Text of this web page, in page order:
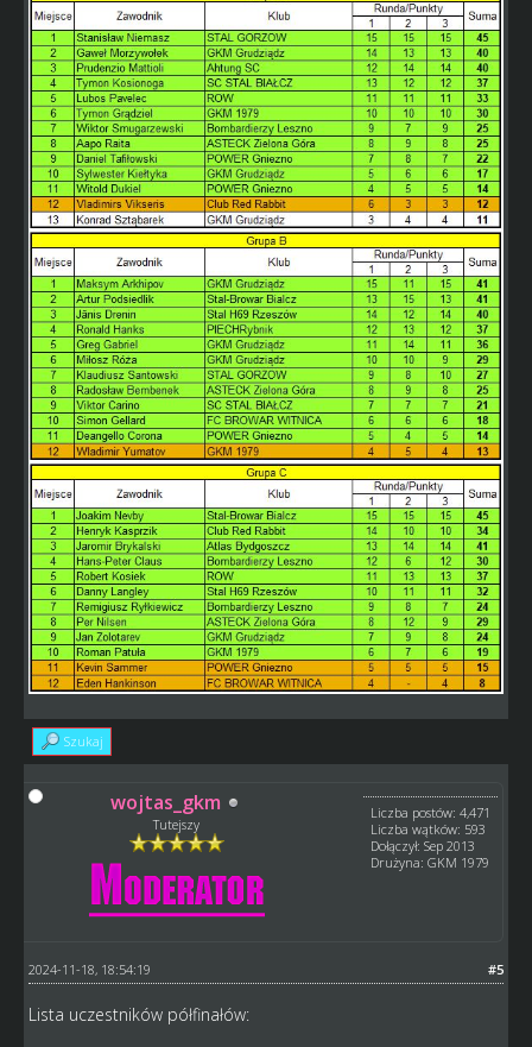
Szukaj
wojtas_gkm
Tutejszy
Liczba postów: 4,471
Liczba wątków: 593
Dołączył: Sep 2013
Drużyna: GKM 1979
#5
2024-11-18, 18:54:19
Lista uczestników półfinałów: